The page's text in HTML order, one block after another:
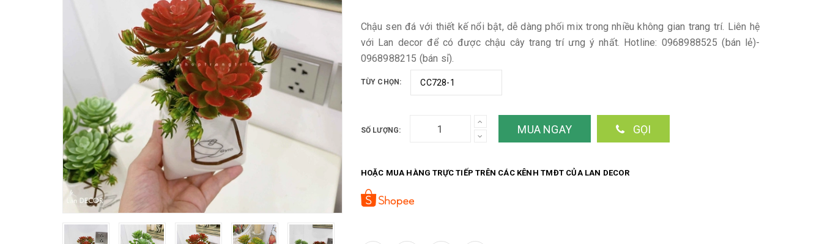
Chậu sen đá với thiết kế nổi bật, dễ dàng phối mix trong nhiều không gian trang trí. Liên hệ
với Lan decor để có được chậu cây trang trí ưng ý nhất. Hotline: 0968988525 (bán lẻ)-
0968988215 (bán sỉ).
TÙY CHỌN:
SỐ LƯỢNG: MUA NGAY GỌI
HOẶC MUA HÀNG TRỰC TIẾP TRÊN CÁC KÊNH TMĐT CỦA LAN DECOR